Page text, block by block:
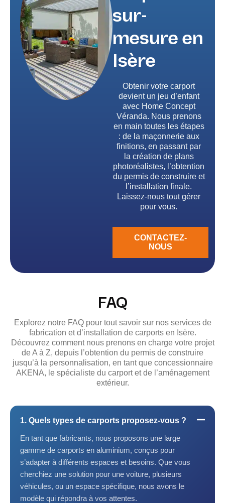
sur-
mesure en
Isère
Obtenir votre carport
devient un jeu d’enfant
avec Home Concept
Véranda. Nous prenons
en main toutes les étapes
: de la maçonnerie aux
finitions, en passant par
la création de plans
photoréalistes, l’obtention
du permis de construire et
l’installation finale.
Laissez-nous tout gérer
pour vous.
CONTACTEZ-
NOUS
FAQ
Explorez notre FAQ pour tout savoir sur nos services de
fabrication et d’installation de carports en Isère.
Découvrez comment nous prenons en charge votre projet
de A à Z, depuis l’obtention du permis de construire
jusqu’à la personnalisation, en tant que concessionnaire
AKENA, le spécialiste du carport et de l’aménagement
extérieur.
1. Quels types de carports proposez-vous ?
En tant que fabricants, nous proposons une large
gamme de carports en aluminium, conçus pour
s’adapter à différents espaces et besoins. Que vous
cherchiez une solution pour une voiture, plusieurs
véhicules, ou un espace spécifique, nous avons le
modèle qui répondra à vos attentes.